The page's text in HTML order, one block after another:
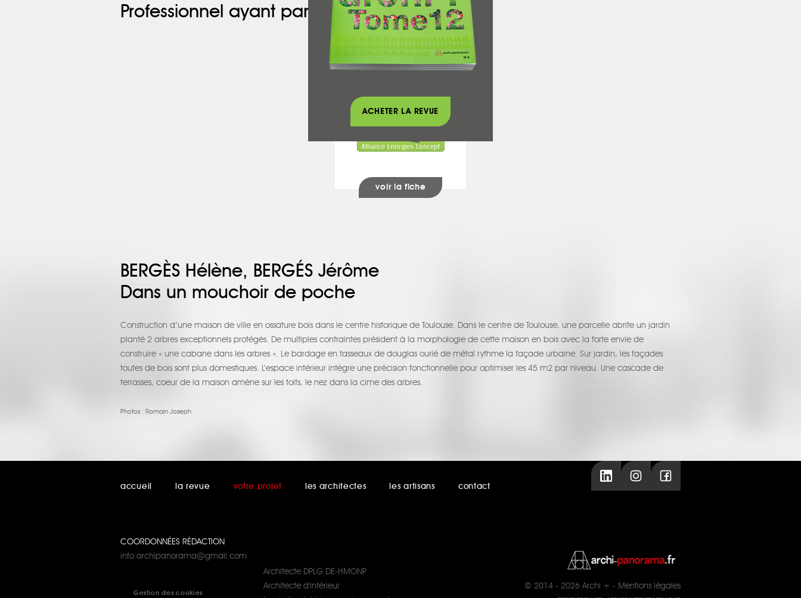
Professionnel ayant participé à ce projet :
ALLIANCE ENERGIES CONCEPT
voir la fiche
BERGÈS Hélène, BERGÉS Jérôme
Dans un mouchoir de poche
Construction d’une maison de ville en ossature bois dans le centre historique de Toulouse. Dans le centre de Toulouse, une parcelle abrite un jardin
planté 2 arbres exceptionnels protégés. De multiples contraintes président à la morphologie de cette maison en bois avec la forte envie de
construire « une cabane dans les arbres ». Le bardage en tasseaux de douglas ourlé de métal rythme la façade urbaine. Sur jardin, les façades
toutes de bois sont plus domestiques. L’espace intérieur intègre une précision fonctionnelle pour optimiser les 45 m2 par niveau. Une cascade de
terrasses, coeur de la maison amène sur les toits, le nez dans la cime des arbres.
Photos : Romain Joseph
accueil la revue votre projet les architectes les artisans contact
COORDONNÉES RÉDACTION
info.archipanorama@gmail.com
Gestion des cookies
Architecte DPLG DE-HMONP
Architecte d'intérieur
© 2014 - 2026 Archi + - Mentions légales
ACHETER LA REVUE